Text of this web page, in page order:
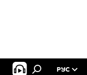
РУС